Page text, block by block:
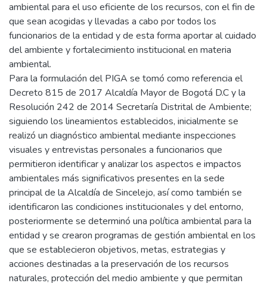
ambiental para el uso eficiente de los recursos, con el fin de
que sean acogidas y llevadas a cabo por todos los
funcionarios de la entidad y de esta forma aportar al cuidado
del ambiente y fortalecimiento institucional en materia
ambiental.
Para la formulación del PIGA se tomó como referencia el
Decreto 815 de 2017 Alcaldía Mayor de Bogotá D.C y la
Resolución 242 de 2014 Secretaría Distrital de Ambiente;
siguiendo los lineamientos establecidos, inicialmente se
realizó un diagnóstico ambiental mediante inspecciones
visuales y entrevistas personales a funcionarios que
permitieron identificar y analizar los aspectos e impactos
ambientales más significativos presentes en la sede
principal de la Alcaldía de Sincelejo, así como también se
identificaron las condiciones institucionales y del entorno,
posteriormente se determinó una política ambiental para la
entidad y se crearon programas de gestión ambiental en los
que se establecieron objetivos, metas, estrategias y
acciones destinadas a la preservación de los recursos
naturales, protección del medio ambiente y que permitan